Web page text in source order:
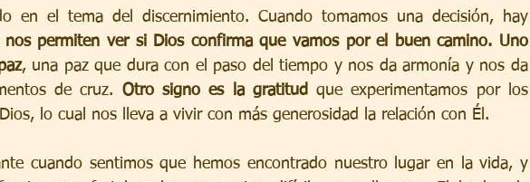
nos permiten ver si Dios confirma que vamos por el buen camino. Uno
, una paz que dura con el paso del tiempo y nos da armonía y nos da
de cruz. Otro signo es la gratitud que experimentamos por los
lo cual nos lleva a vivir con más generosidad la relación con Él.
cuando sentimos que hemos encontrado nuestro lugar en la vida, y